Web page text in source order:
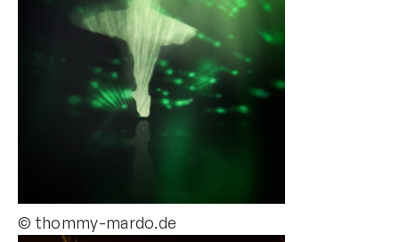
© thommy-mardo.de